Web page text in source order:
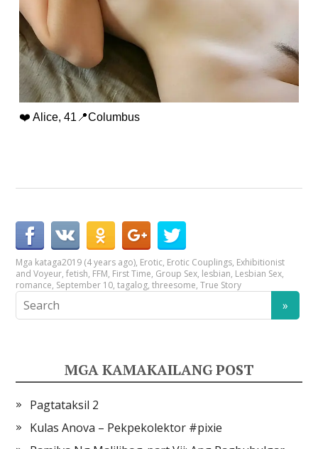
❤️ Alice, 41📍Columbus
Mga kataga2019 (4 years ago), Erotic, Erotic Couplings, Exhibitionist
and Voyeur,fetish, FFM, First Time, Group Sex, lesbian, Lesbian Sex,
romance, September 10,tagalog,threesome,True Story
MGA KAMAKAILANG POST
Pagtataksil 2
Kulas Anova – Pekpekolektor #pixie